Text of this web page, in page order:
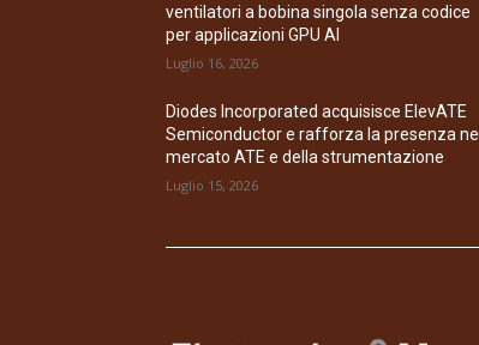
ventilatori a bobina singola senza codice
per applicazioni GPU AI
Luglio 16, 2026
Diodes Incorporated acquisisce ElevATE
Semiconductor e rafforza la presenza nel
mercato ATE e della strumentazione
Luglio 15, 2026